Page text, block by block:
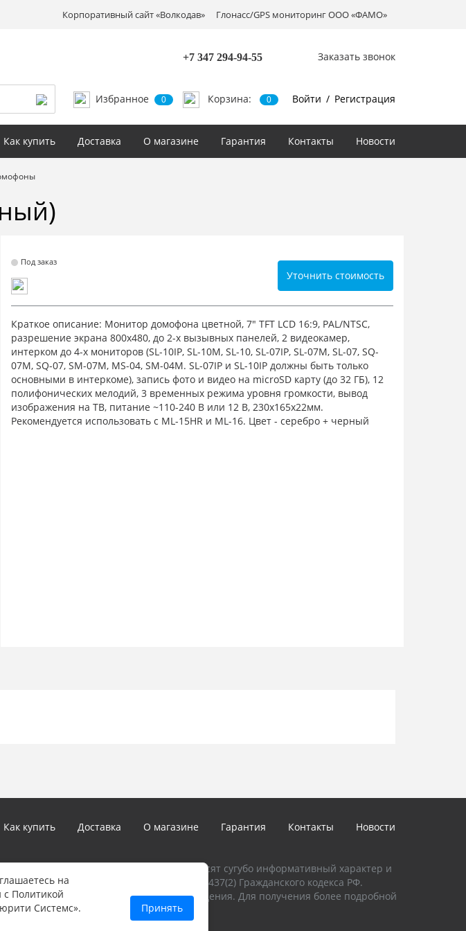
Корпоративный сайт «Волкодав» Глонасс/GPS мониторинг ООО «ФАМО»
Избранное 0
+7 347294-94-55
Корзина: 0
Заказать звонок
Войти /Регистрация
Как купить Доставка О магазине Гарантия Контакты Новости
Под заказ
Уточнить стоимость
Краткое описание: Монитор домофона цветной, 7" TFT LCD 16:9, PAL/NTSC,
разрешение экрана 800х480, до 2-х вызывных панелей, 2 видеокамер,
интерком до 4-х мониторов (SL-10IP, SL-10M, SL-10, SL-07IP, SL-07M, SL-07, SQ-
07M, SQ-07, SM-07M, MS-04, SM-04M. SL-07IP и SL-10IP должны быть только
основными в интеркоме), запись фото и видео на microSD карту (до 32 ГБ), 12
полифонических мелодий, 3 временных режима уровня громкости, вывод
изображения на ТВ, питание ~110-240 В или 12 В, 230х165х22мм.
Рекомендуется использовать с ML-15HR и ML-16. Цвет - серебро + черный
Как купить Доставка О магазине Гарантия Контакты Новости
представленные в каталоге, носят сугубо информативный характер и
определяемой положениями Статьи 437(2) Гражданского кодекса РФ.
изменены в любое время без предупреждения. Для получения более подробной
8 (347) 246-90-22
на
с Политикой
Системс».
Принять